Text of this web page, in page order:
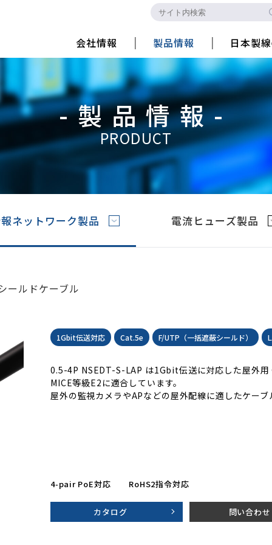
会社情報 製品情報 日本製
-製品情報-
PRODUCT
ネットワーク製品 電流ヒューズ製品
ールドケーブル
1Gbit伝送対応 Cat.5e F/UTP（一括遮蔽シールド）
0.5-4P NSEDT-S-LAP は1Gbit伝送に対応した屋外
MICE等級E2に適合しています。
屋外の監視カメラやAPなどの屋外配線に適したケーブ
4-pair PoE対応 RoHS2指令対応
カタログ 問い合わせ